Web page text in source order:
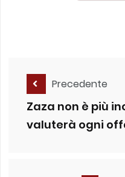
Precedente
Zaza non è più
valuterà ogni